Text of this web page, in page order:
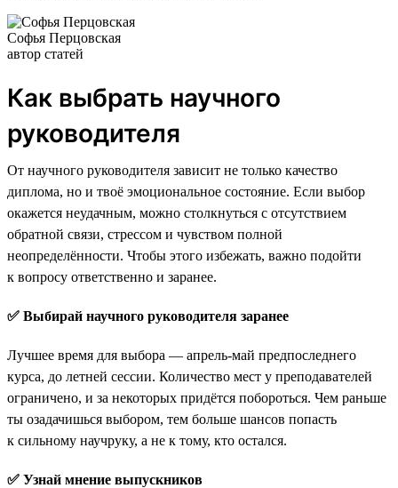
Софья Перцовская
автор статей
Как выбрать научного
руководителя
От научного руководителя зависит не только качество
диплома, но и твоё эмоциональное состояние. Если выбор
окажется неудачным, можно столкнуться с отсутствием
обратной связи, стрессом и чувством полной
неопределённости. Чтобы этого избежать, важно подойти
к вопросу ответственно и заранее.
✅ Выбирай научного руководителя заранее
Лучшее время для выбора — апрель-май предпоследнего
курса, до летней сессии. Количество мест у преподавателей
ограничено, и за некоторых придётся побороться. Чем раньше
ты озадачишься выбором, тем больше шансов попасть
к сильному научруку, а не к тому, кто остался.
✅ Узнай мнение выпускников